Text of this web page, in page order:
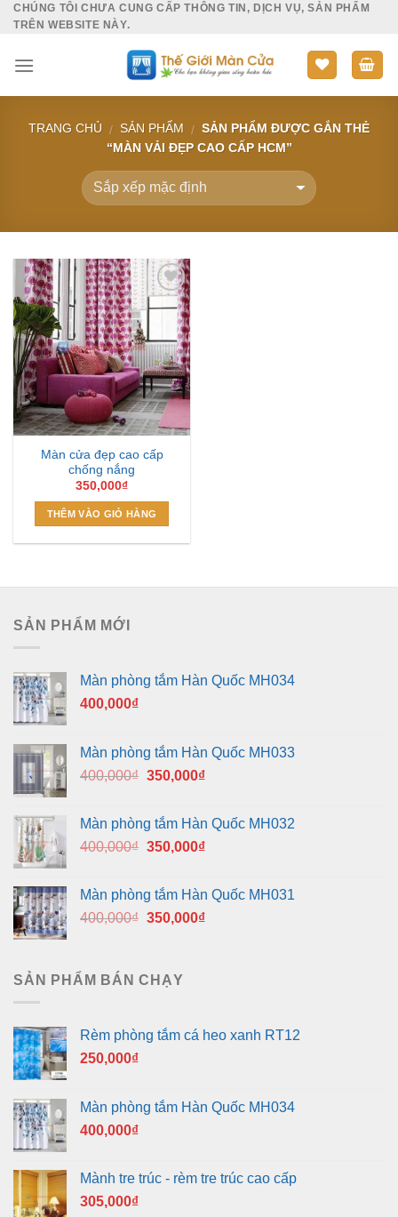
SkipCHÚNG TÔI CHƯA CUNG CẤP THÔNG TIN, DỊCH VỤ, SẢN PHẨM
TRÊN WEBSITE NÀY.
TRANG CHỦ / SẢN PHẨM / SẢN PHẨM ĐƯỢC GẮN THẺ
“MÀN VẢI ĐẸP CAO CẤP HCM”
Add to
Wishlist
Màn cửa đẹp cao cấp
chống nắng
350,000₫
THÊM VÀO GIỎ HÀNG
SẢN PHẨM MỚI
Màn phòng tắm Hàn Quốc MH034
400,000₫
Màn phòng tắm Hàn Quốc MH033
400,000₫ Giá
400,000₫.
350,000₫Giá
là:
350,000₫.
Màn phòng tắm Hàn Quốc MH032
400,000₫ Giá
400,000₫.
350,000₫Giá
là:
350,000₫.
Màn phòng tắm Hàn Quốc MH031
400,000₫ Giá
400,000₫.
350,000₫Giá
SẢN PHẨM BÁN CHẠY
Rèm phòng tắm cá heo xanh RT12
250,000₫
Màn phòng tắm Hàn Quốc MH034
400,000₫
Mành tre trúc - rèm tre trúc cao cấp
305,000₫